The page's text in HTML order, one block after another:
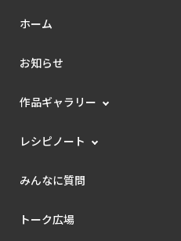
ホーム
お知らせ
作品ギャラリー
レシピノート
みんなに質問
トーク広場